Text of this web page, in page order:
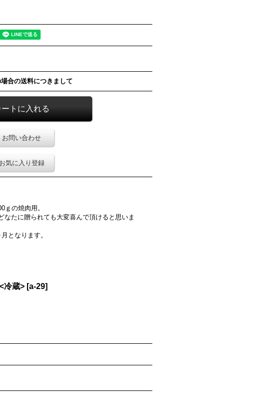
合の送料につきまして
お問い合わせ
お気に入り登録
の焼肉用。
たに贈られても大変喜んで頂けると思いま
となります。
冷蔵> [a-29]